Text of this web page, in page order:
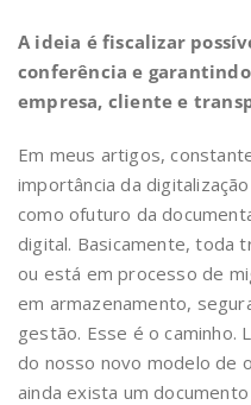
A ideia é fiscalizar
conferência e
empresa, cliente e
Em meus artigos,
importância da
como ofuturo da
digital. Basicamente, toda
ou está em processo de
em armazenamento,
gestão. Esse é o caminho.
do nosso novo modelo de
ainda exista um documento